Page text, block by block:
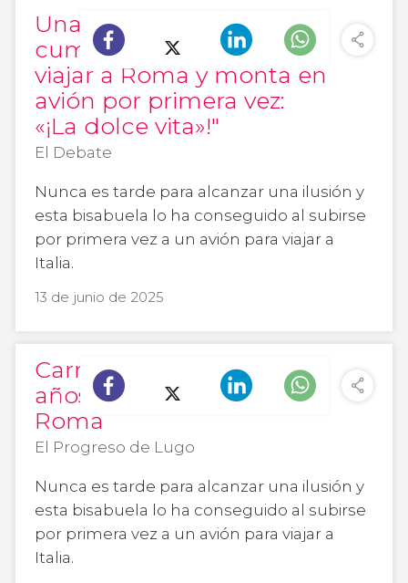
Una viguesa de 88 años
cumple su sueño de
viajar a Roma y monta en
avión por primera vez:
«¡La dolce vita»!"
El Debate
Nunca es tarde para alcanzar una ilusión y
esta bisabuela lo ha conseguido al subirse
por primera vez a un avión para viajar a
Italia.
13 de junio de 2025
Carmen cumple a los 88
años el sueño de volar a
Roma
El Progreso de Lugo
Nunca es tarde para alcanzar una ilusión y
esta bisabuela lo ha conseguido al subirse
por primera vez a un avión para viajar a
Italia.